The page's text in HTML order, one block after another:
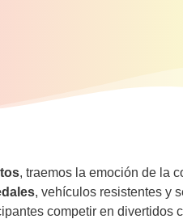
, traemos la emoción de la
, vehículos resistentes y
competir en divertidos